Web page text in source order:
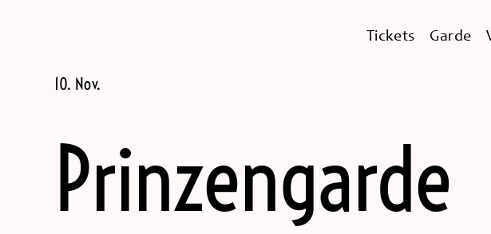
Tickets Garde
Prinzengarde
10. Nov.